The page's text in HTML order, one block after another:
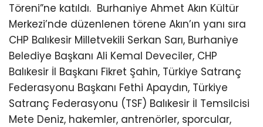
Töreni”ne katıldı. Burhaniye Ahmet Akın Kültür
Merkezi’nde düzenlenen törene Akın’ın yanı sıra
CHP Balıkesir Milletvekili Serkan Sarı, Burhaniye
Belediye Başkanı Ali Kemal Deveciler, CHP
Balıkesir İl Başkanı Fikret Şahin, Türkiye Satranç
Federasyonu Başkanı Fethi Apaydın, Türkiye
Satranç Federasyonu (TSF) Balıkesir İl Temsilcisi
Mete Deniz, hakemler, antrenörler, sporcular,